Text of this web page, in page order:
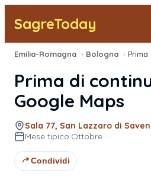
SagreToday
Segnala una sagra
Tutte le Sagre
Vicino a Me
Emilia-Romagna › Bologna ›
Prima di
Google Maps
Sala 77, San Lazzaro di
Mese tipico:Ottobre
Condividi